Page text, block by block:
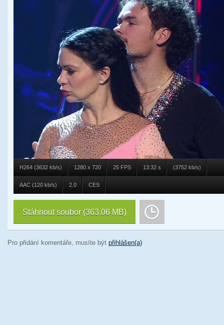
AAC (120 kb/s) 2.0 CES
H264 (3632 kb/s) 1280 x 720 25 FPS 13:32 s (3752 kb/s)
Stáhnout soubor (363.06 MB)
Pro přidání komentáře, musíte být přihlášen(a)